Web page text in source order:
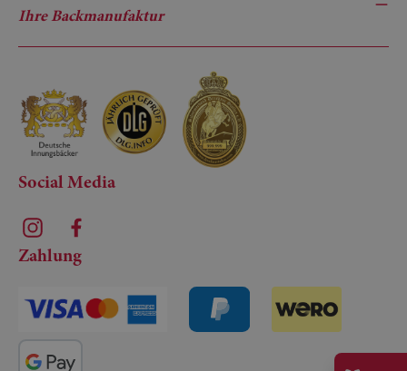
Ihre Backmanufaktur
Social Media
Zahlung